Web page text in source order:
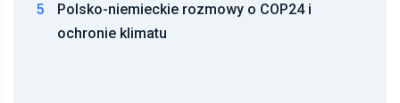
5
Polsko-niemieckie rozmowy o COP24 i
ochronie klimatu